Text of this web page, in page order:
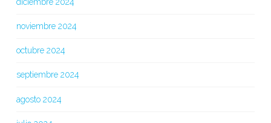
noviembre 2024
octubre 2024
septiembre 2024
agosto 2024